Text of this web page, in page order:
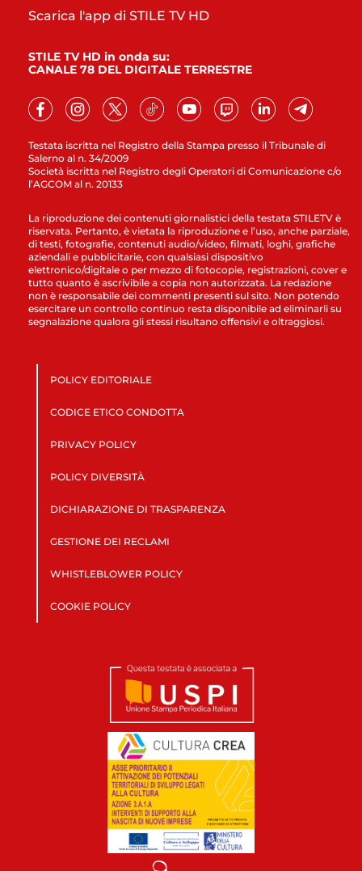
Testata iscritta nel Registro della Stampa presso il Tribunale di
Salerno al n. 34/2009
Società iscritta nel Registro degli Operatori di Comunicazione c/o
l’AGCOM al n. 20133
Scarica l'app di STILE TV HD
STILE TV HD in onda su:
CANALE 78 DEL DIGITALE TERRESTRE
La riproduzione dei contenuti giornalistici della testata STILETV è
riservata. Pertanto, è vietata la riproduzione e l’uso, anche parziale,
di testi, fotografie, contenuti audio/video, filmati, loghi, grafiche
aziendali e pubblicitarie, con qualsiasi dispositivo
elettronico/digitale o per mezzo di fotocopie, registrazioni, cover e
tutto quanto è ascrivibile a copia non autorizzata. La redazione
non è responsabile dei commenti presenti sul sito. Non potendo
esercitare un controllo continuo resta disponibile ad eliminarli su
segnalazione qualora gli stessi risultano offensivi e oltraggiosi.
POLICY EDITORIALE
CODICE ETICO CONDOTTA
PRIVACY POLICY
POLICY DIVERSITÀ
DICHIARAZIONE DI TRASPARENZA
GESTIONE DEI RECLAMI
WHISTLEBLOWER POLICY
COOKIE POLICY